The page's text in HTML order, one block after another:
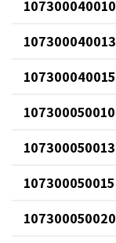
107300040010
107300040013
107300040015
107300050010
107300050013
107300050015
107300050020